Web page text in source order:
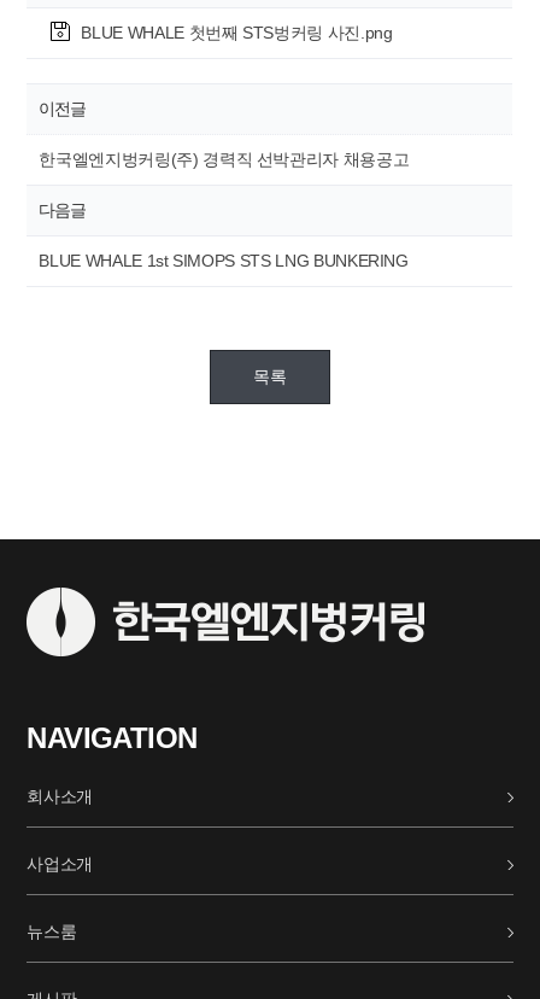
BLUE WHALE 첫번째 STS벙커링 사진.png
이전글
한국엘엔지벙커링(주) 경력직 선박관리자 채용공고
다음글
BLUE WHALE 1st SIMOPS STS LNG BUNKERING
목록
NAVIGATION
회사소개
사업소개
뉴스룸